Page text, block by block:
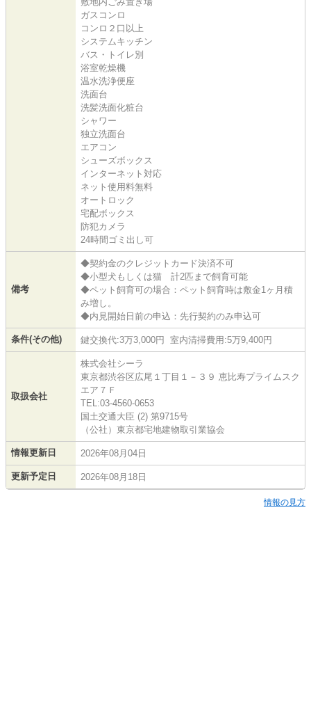
ガスコンロ
コンロ２口以上
システムキッチン
バス・トイレ別
浴室乾燥機
温水洗浄便座
洗面台
洗髪洗面化粧台
シャワー
独立洗面台
エアコン
シューズボックス
インターネット対応
ネット使用料無料
オートロック
宅配ボックス
防犯カメラ
24時間ゴミ出し可
備考
◆契約金のクレジットカード決済不可
◆小型犬もしくは猫 計2匹まで飼育可能
◆ペット飼育可の場合：ペット飼育時は敷金1ヶ月積
み増し。
◆内見開始日前の申込：先行契約のみ申込可
条件(その他) 鍵交換代:3万3,000円 室内清掃費用:5万9,400円
取扱会社
株式会社シーラ
東京都渋谷区広尾１丁目１－３９ 恵比寿プライムスク
エア７Ｆ
TEL:03-4560-0653
国土交通大臣 (2) 第9715号
（公社）東京都宅地建物取引業協会
情報更新日 2026年08月04日
更新予定日 2026年08月18日
情報の見方